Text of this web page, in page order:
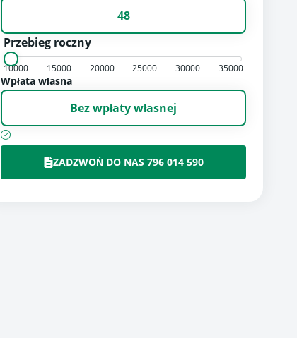
48
Przebieg roczny
10000 15000 20000 25000 30000 35000
Wpłata własna
Bez wpłaty własnej
ZADZWOŃ DO NAS 796 014 590